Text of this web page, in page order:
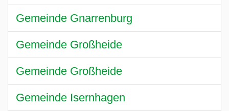
Gemeinde Gnarrenburg
Gemeinde Großheide
Gemeinde Großheide
Gemeinde Isernhagen